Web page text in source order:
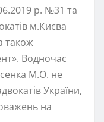
р. №31 та
м.Києва
також
Водночас
М.О. не
України,
на